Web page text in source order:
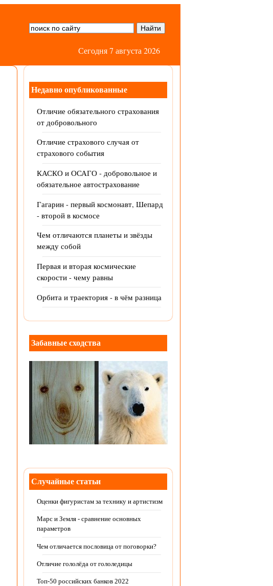
Сегодня 7 августа 2026
Недавно опубликованные
Отличие обязательного страхования
от добровольного
Отличие страхового случая от
страхового события
КАСКО и ОСАГО - добровольное и
обязательное автострахование
Гагарин - первый космонавт, Шепард
- второй в космосе
Чем отличаются планеты и звёзды
между собой
Первая и вторая космические
скорости - чему равны
Орбита и траектория - в чём разница
Забавные сходства
Случайные статьи
Оценки фигуристам за технику и артистизм
Марс и Земля - сравнение основных
параметров
Чем отличается пословица от поговорки?
Отличие гололёда от гололедицы
Топ-50 российских банков 2022